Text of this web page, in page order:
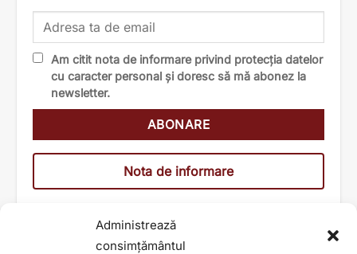
Administrează
consimțământul
Am citit nota de informare privind protecția datelor
cu caracter personal și doresc să mă abonez la
newsletter.
Nota de informare